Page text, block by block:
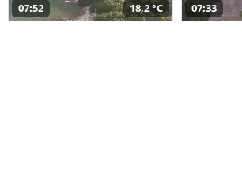
07:52 18,2 °C 07:33